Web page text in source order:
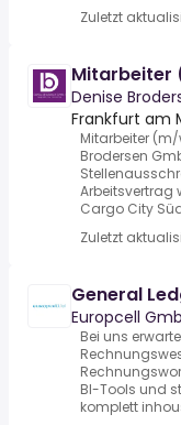
Zuletzt
Mitarbeiter
Denise
Frankfurt am
Mitarbeiter
Brodersen
Arbeitsvertrag
Cargo City
Zuletzt
General
Europcell
Bei uns
BI-Tools und
komplett